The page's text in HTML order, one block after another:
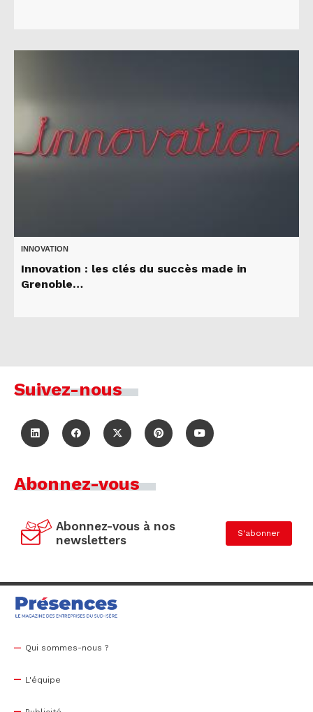
INNOVATION
Innovation : les clés du succès made in
Grenoble…
Suivez-nous
Abonnez-vous
Abonnez-vous à nos
newsletters
S'abonner
Qui sommes-nous ?
L'équipe